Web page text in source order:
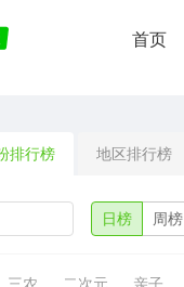
首页
排行榜 地区排行榜
日榜 周榜